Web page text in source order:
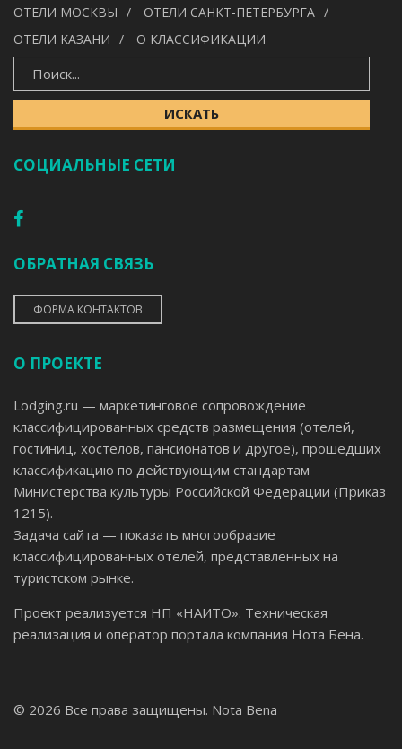
ИСКАТЬ
ОТЕЛИ МОСКВЫ
ОТЕЛИ САНКТ-ПЕТЕРБУРГА
ОТЕЛИ КАЗАНИ
О КЛАССИФИКАЦИИ
ИСКАТЬ
СОЦИАЛЬНЫЕ СЕТИ
ОБРАТНАЯ СВЯЗЬ
ФОРМА КОНТАКТОВ
О ПРОЕКТЕ
Lodging.ru — маркетинговое сопровождение
классифицированных средств размещения (отелей,
гостиниц, хостелов, пансионатов и другое), прошедших
классификацию по действующим стандартам
Министерства культуры Российской Федерации (Приказ
1215).
Задача сайта — показать многообразие
классифицированных отелей, представленных на
туристском рынке.
Проект реализуется НП «НАИТО». Техническая
реализация и оператор портала компания Нота Бена.
© 2026 Все права защищены. Nota Bena